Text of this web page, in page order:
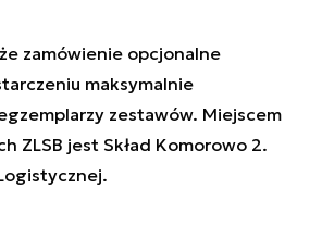
zamówienie opcjonalne
maksymalnie
zestawów. Miejscem
ZLSB jest Skład Komorowo 2.